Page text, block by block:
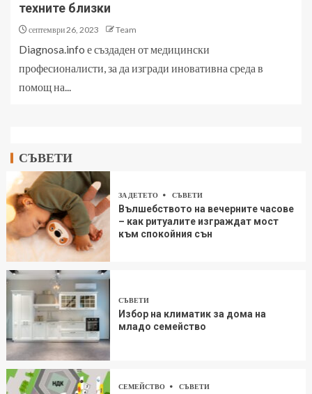
техните близки
септември 26, 2023 Team
Diagnosa.info е създаден от медицински
професионалисти, за да изгради иновативна среда в
помощ на...
СЪВЕТИ
ЗА ДЕТЕТО СЪВЕТИ
Вълшебството на вечерните часове
– как ритуалите изграждат мост
към спокойния сън
СЪВЕТИ
Избор на климатик за дома на
младо семейство
СЕМЕЙСТВО СЪВЕТИ